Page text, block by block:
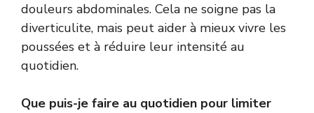
douleurs abdominales. Cela ne soigne pas la
diverticulite, mais peut aider à mieux vivre les
poussées et à réduire leur intensité au
quotidien.
Que puis-je faire au quotidien pour limiter